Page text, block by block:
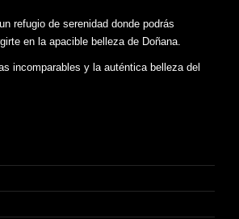
refugio de serenidad donde podrás
en la apacible belleza de Doñana.
incomparables y la auténtica belleza del